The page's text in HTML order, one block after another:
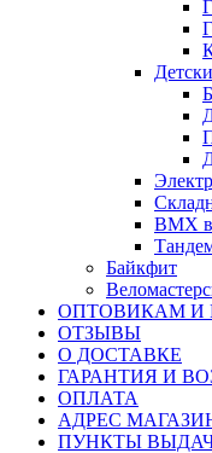
BMX
Байкфит
ОПТОВИКАМ И
ОТЗЫВЫ
О ДОСТАВКЕ
ГАРАНТИЯ И
ОПЛАТА
АДРЕС
ПУНКТЫ